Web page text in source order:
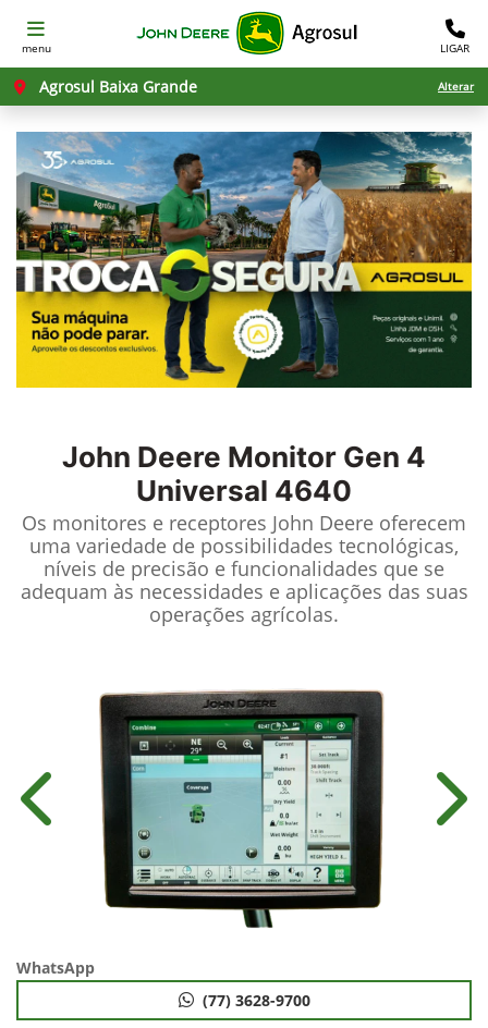
menu LIGAR
Agrosul Baixa Grande Alterar
John Deere Monitor Gen 4
Universal 4640
Os monitores e receptores John Deere oferecem
uma variedade de possibilidades tecnológicas,
níveis de precisão e funcionalidades que se
adequam às necessidades e aplicações das suas
operações agrícolas.
Anterior
WhatsApp
(77) 3628-9700